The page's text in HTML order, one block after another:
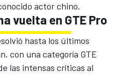
actor chino.
vuelta en GTE Pro
hasta los últimos
con una categoría GTE
las intensas críticas al